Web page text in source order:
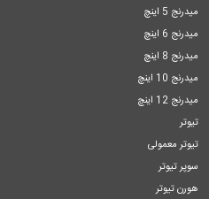
میدرنج 5 اینچ
میدرنج 6 اینچ
میدرنج 8 اینچ
میدرنج 10 اینچ
میدرنج 12 اینچ
تیوتر
تیوتر معمولی
سوپر تیوتر
هورن تیوتر